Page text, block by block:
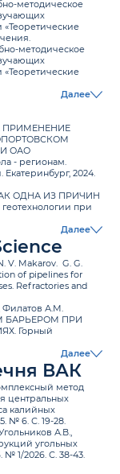
методическое
«Теоретические
методическое
«Теоретические
Далее
ПРИМЕНЕНИЕ
ОАО
- регионам.
2024.
ОДНА ИЗ ПРИЧИН
при
Далее
V. Makarov. G. G.
of pipelines for
Refractories and
Филатов А.М.
БАРЬЕРОМ ПРИ
Горный
Далее
ВАК
метод
центральных
калийных
№ 6. С. 19-28.
А.В.,
угольных
№ 1/2026. С. 38-43.